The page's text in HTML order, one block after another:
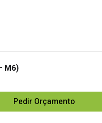
M6)
Pedir Orçamento